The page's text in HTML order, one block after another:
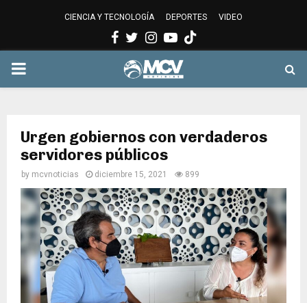
CIENCIA Y TECNOLOGÍA DEPORTES VIDEO
Facebook
Twitter
Instagram
Youtube
PRIMARY
Urgen gobiernos con verdaderos
servidores públicos
by mcvnoticias diciembre 15, 2021 899